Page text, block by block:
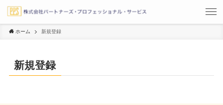
ホーム 新規登録
新規登録